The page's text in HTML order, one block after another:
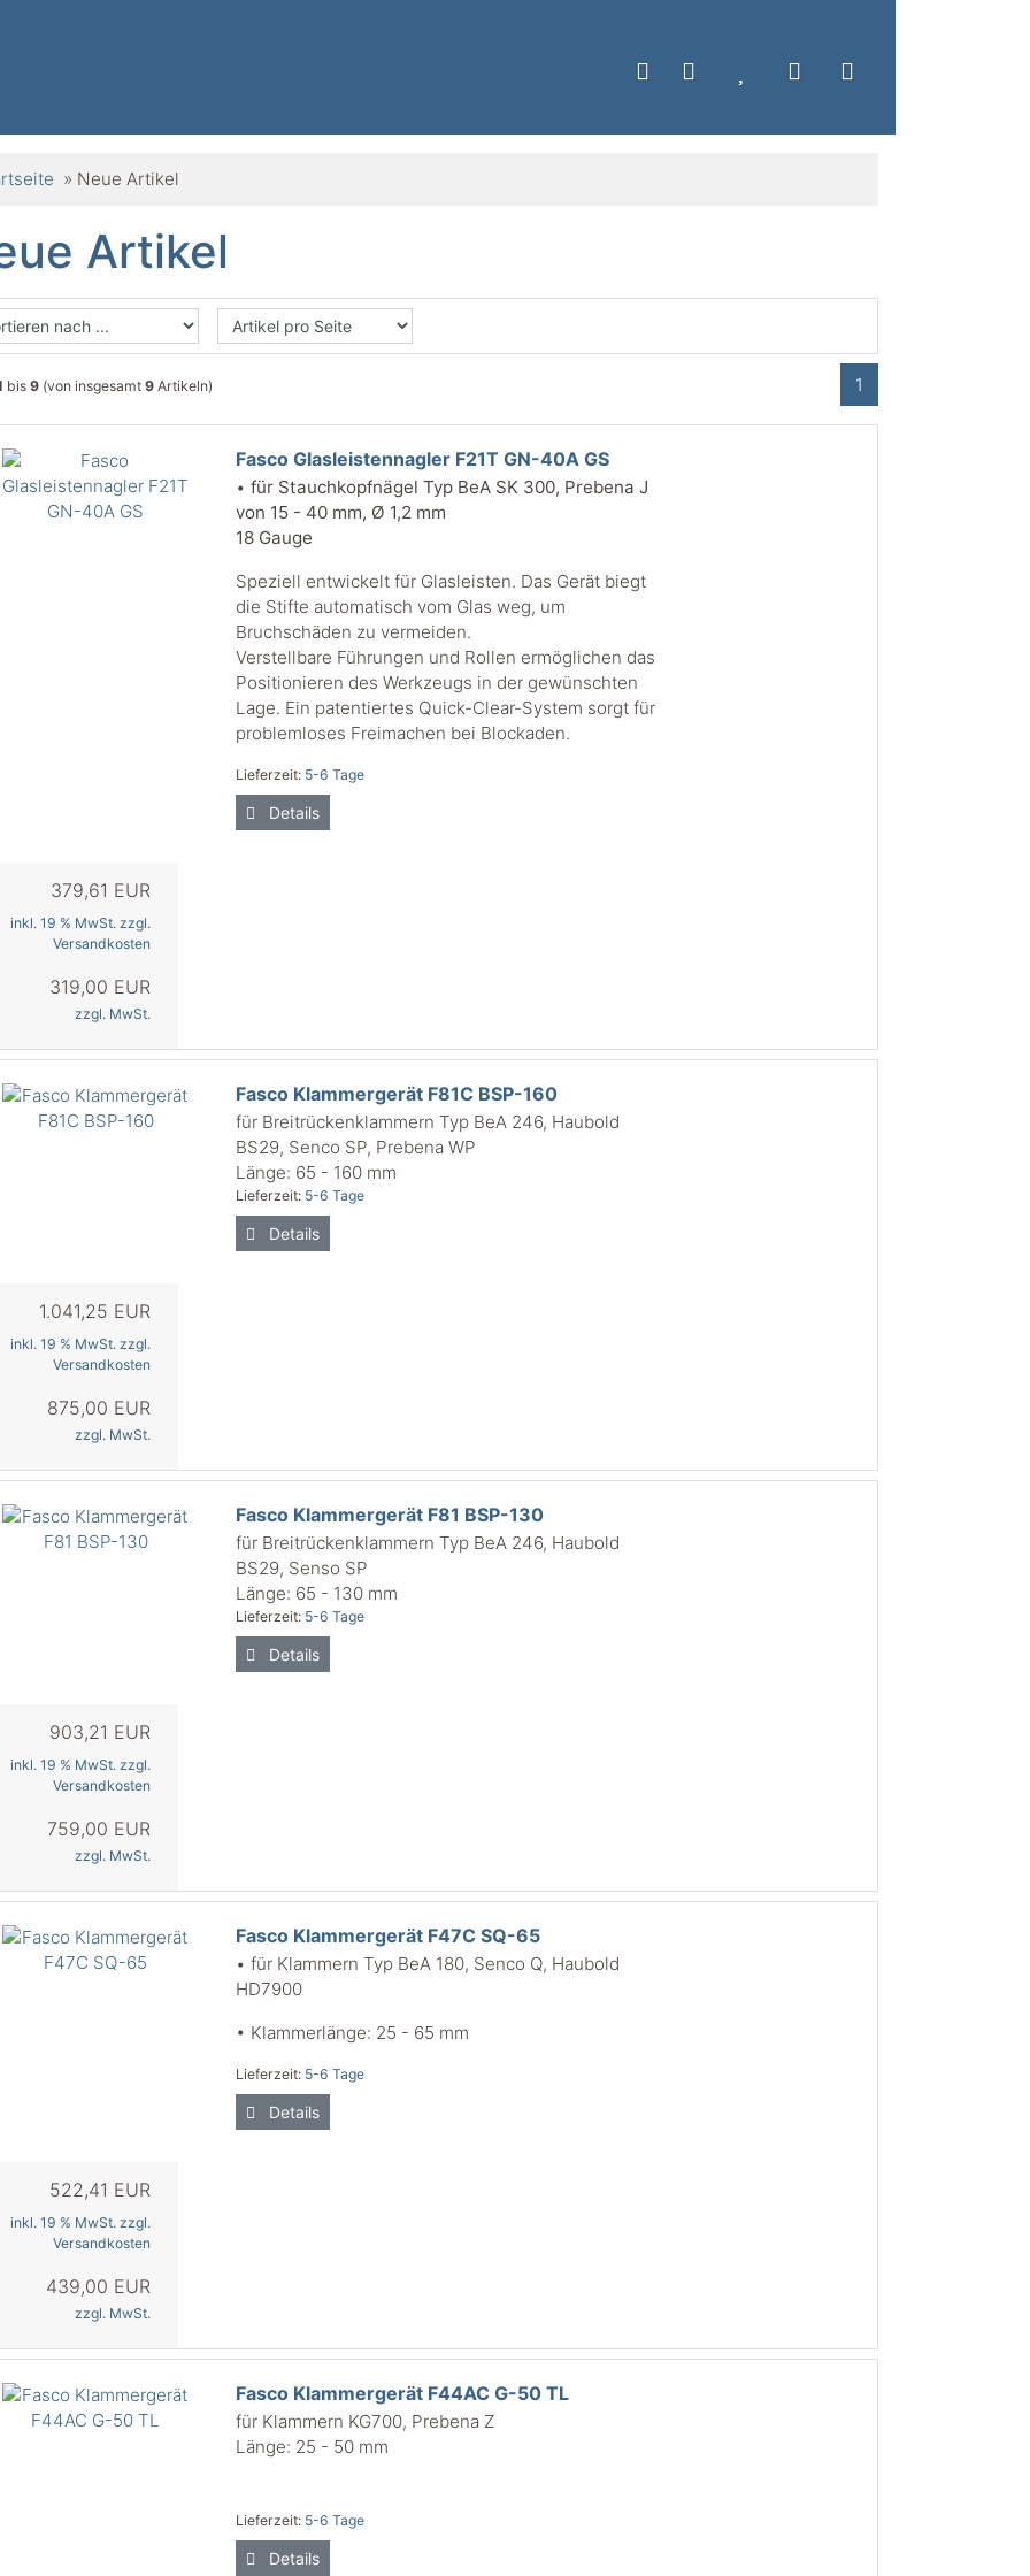
» Neue Artikel
Artikel
bis 9(von insgesamt 9Artikeln) 1
Fasco Glasleistennagler F21T GN-40A GS
• für Stauchkopfnägel Typ BeA SK 300, Prebena J
von 15 - 40 mm, Ø 1,2 mm
18 Gauge
Speziell entwickelt für Glasleisten. Das Gerät biegt
die Stifte automatisch vom Glas weg, um
Bruchschäden zu vermeiden.
Verstellbare Führungen und Rollen ermöglichen das
Positionieren des Werkzeugs in der gewünschten
Lage. Ein patentiertes Quick-Clear-System sorgt für
problemloses Freimachen bei Blockaden.
Lieferzeit: 5-6 Tage
Details
379,61 EUR
inkl. 19 % MwSt. zzgl.
Versandkosten
319,00 EUR
zzgl. MwSt.
Fasco Klammergerät F81C BSP-160
für Breitrückenklammern Typ BeA 246, Haubold
BS29, Senco SP, Prebena WP
Länge: 65 - 160 mm
Lieferzeit: 5-6 Tage
Details
1.041,25 EUR
inkl. 19 % MwSt. zzgl.
Versandkosten
875,00 EUR
zzgl. MwSt.
Fasco Klammergerät F81 BSP-130
für Breitrückenklammern Typ BeA 246, Haubold
BS29, Senso SP
Länge: 65 - 130 mm
Lieferzeit: 5-6 Tage
Details
903,21 EUR
inkl. 19 % MwSt. zzgl.
Versandkosten
759,00 EUR
zzgl. MwSt.
Fasco Klammergerät F47C SQ-65
• für Klammern Typ BeA 180, Senco Q, Haubold
HD7900
• Klammerlänge: 25 - 65 mm
Lieferzeit: 5-6 Tage
Details
522,41 EUR
inkl. 19 % MwSt. zzgl.
Versandkosten
439,00 EUR
zzgl. MwSt.
Fasco Klammergerät F44AC G-50 TL
für Klammern KG700, Prebena Z
Länge: 25 - 50 mm
Lieferzeit: 5-6 Tage
Details